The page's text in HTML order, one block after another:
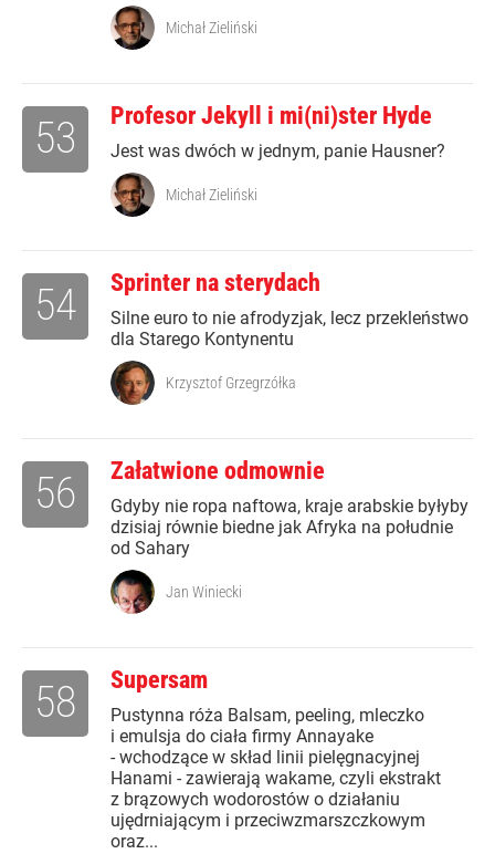
Michał Zieliński
Profesor Jekyll i mi(ni)ster Hyde
Jest was dwóch w jednym, panie Hausner?
53
Michał Zieliński
Sprinter na sterydach
Silne euro to nie afrodyzjak, lecz przekleństwo
dla Starego Kontynentu
54
Krzysztof Grzegrzółka
Załatwione odmownie
Gdyby nie ropa naftowa, kraje arabskie byłyby
dzisiaj równie biedne jak Afryka na południe
od Sahary
56
Jan Winiecki
Supersam
Pustynna róża Balsam, peeling, mleczko
i emulsja do ciała firmy Annayake
- wchodzące w skład linii pielęgnacyjnej
Hanami - zawierają wakame, czyli ekstrakt
z brązowych wodorostów o działaniu
ujędrniającym i przeciwzmarszczkowym
oraz...
58